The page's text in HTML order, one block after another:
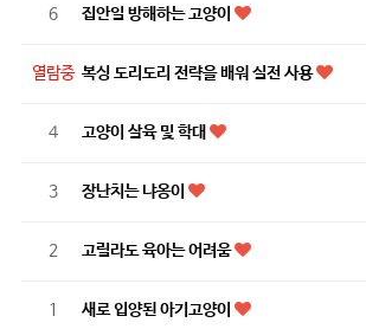
6 집안일 방해하는 고양이
열람중 복싱 도리도리 전략을 배워 실전 사용
4 고양이 살육 및 학대
3 장난치는 냐옹이
2 고릴라도 육아는 어려움
1 새로 입양된 아기고양이